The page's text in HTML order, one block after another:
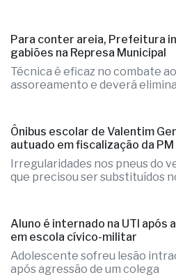
Para conter areia, Prefeitura
gabiões na Represa Municipal
Técnica é eficaz no combate ao
assoreamento e deverá
Ônibus escolar de Valentim
autuado em fiscalização da PM
Irregularidades nos pneus do
que precisou ser substituídos
Aluno é internado na UTI após
em escola cívico-militar
Adolescente sofreu lesão
após agressão de um colega